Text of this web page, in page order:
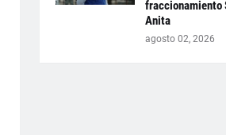
fraccionamiento
Anita
agosto 02, 2026